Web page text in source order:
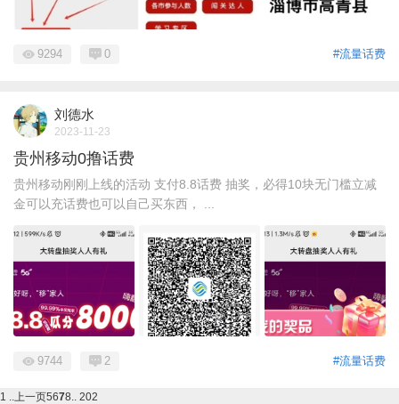
#流量话费
9294 0
刘德水
2023-11-23
贵州移动0撸话费
贵州移动刚刚上线的活动 支付8.8话费 抽奖，必得10块无门槛立减
金可以充话费也可以自己买东西， ...
#流量话费
9744 2
1 ..上一页5678.. 202